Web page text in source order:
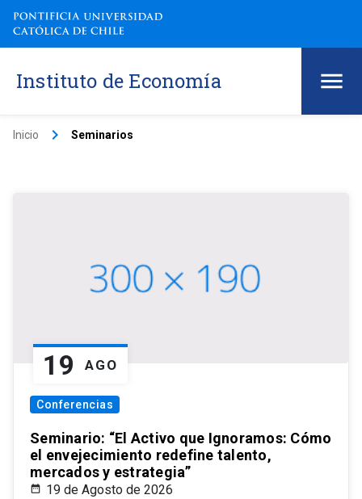
Instituto de Economía
Inicio keyboard_arrow_right Seminarios
19 AGO
Conferencias
Seminario: “El Activo que Ignoramos: Cómo
el envejecimiento redefine talento,
mercados y estrategia”
19 de Agosto de 2026